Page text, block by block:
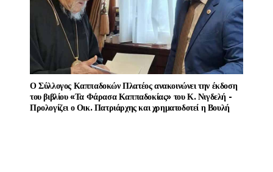
Ο Σύλλογος Καππαδοκών Πλατέος ανακοινώνει την έκδοση
του βιβλίου «Τα Φάρασα Καππαδοκίας» του Κ. Νιγδελή -
Προλογίζει ο Οικ. Πατριάρχης και χρηματοδοτεί η Βουλή